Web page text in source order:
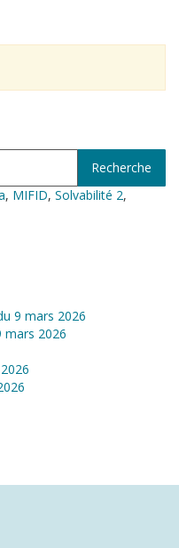
, MIFID, Solvabilité 2,
9 mars 2026
mars 2026